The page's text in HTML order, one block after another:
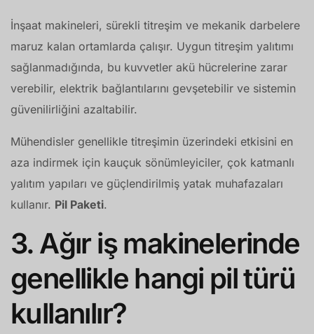
İnşaat makineleri, sürekli titreşim ve mekanik darbelere
maruz kalan ortamlarda çalışır. Uygun titreşim yalıtımı
sağlanmadığında, bu kuvvetler akü hücrelerine zarar
verebilir, elektrik bağlantılarını gevşetebilir ve sistemin
güvenilirliğini azaltabilir.
Mühendisler genellikle titreşimin üzerindeki etkisini en
aza indirmek için kauçuk sönümleyiciler, çok katmanlı
yalıtım yapıları ve güçlendirilmiş yatak muhafazaları
kullanır. Pil Paketi.
3. Ağır iş makinelerinde
genellikle hangi pil türü
kullanılır?